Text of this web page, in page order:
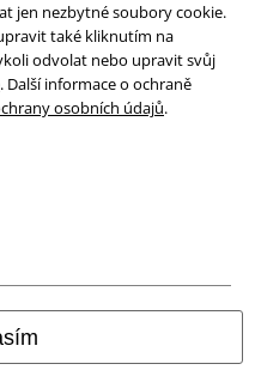
jen nezbytné soubory cookie.
také kliknutím na
odvolat nebo upravit svůj
. Další informace o ochraně
osobních údajů.
a využijte všechny nové